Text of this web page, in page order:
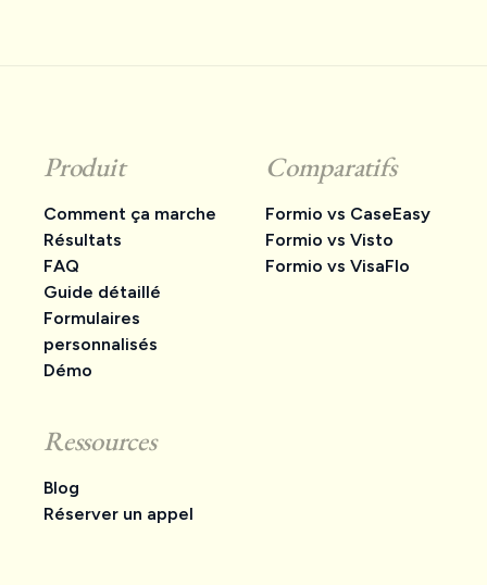
Produit
Comment ça marche
Résultats
FAQ
Guide détaillé
Formulaires
personnalisés
Démo
Comparatifs
Formio vs CaseEasy
Formio vs Visto
Formio vs VisaFlo
Ressources
Blog
Réserver un appel